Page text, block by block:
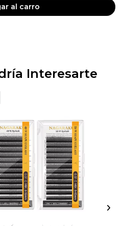
al carro
Interesarte